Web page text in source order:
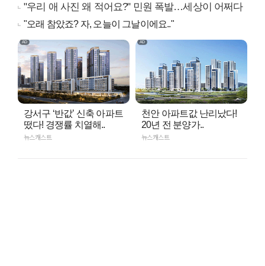
"우리 애 사진 왜 적어요?" 민원 폭발…세상이 어쩌다
"오래 참았죠? 자, 오늘이 그날이에요.."
강서구 ‘반값’ 신축 아파트
떴다! 경쟁률 치열해..
뉴스캐스트
천안 아파트값 난리났다!
20년 전 분양가..
뉴스캐스트